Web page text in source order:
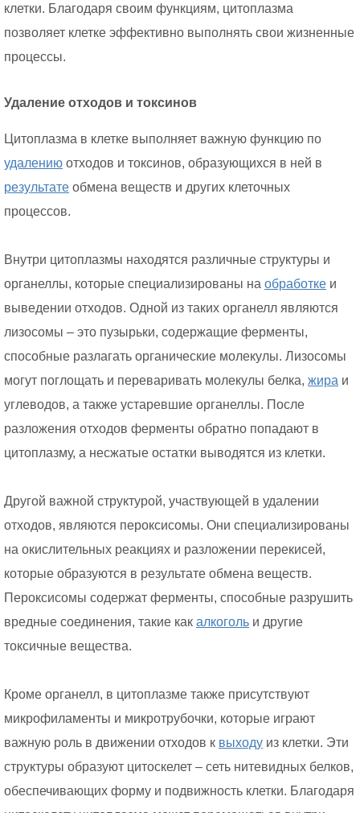
клетки. Благодаря своим функциям, цитоплазма
позволяет клетке эффективно выполнять свои жизненные
процессы.
Удаление отходов и токсинов
Цитоплазма в клетке выполняет важную функцию по
удалению отходов и токсинов, образующихся в ней в
результате обмена веществ и других клеточных
процессов.
Внутри цитоплазмы находятся различные структуры и
органеллы, которые специализированы на обработке и
выведении отходов. Одной из таких органелл являются
лизосомы – это пузырьки, содержащие ферменты,
способные разлагать органические молекулы. Лизосомы
могут поглощать и переваривать молекулы белка, жира и
углеводов, а также устаревшие органеллы. После
разложения отходов ферменты обратно попадают в
цитоплазму, а несжатые остатки выводятся из клетки.
Другой важной структурой, участвующей в удалении
отходов, являются пероксисомы. Они специализированы
на окислительных реакциях и разложении перекисей,
которые образуются в результате обмена веществ.
Пероксисомы содержат ферменты, способные разрушить
вредные соединения, такие как алкоголь и другие
токсичные вещества.
Кроме органелл, в цитоплазме также присутствуют
микрофиламенты и микротрубочки, которые играют
важную роль в движении отходов к выходу из клетки. Эти
структуры образуют цитоскелет – сеть нитевидных белков,
обеспечивающих форму и подвижность клетки. Благодаря